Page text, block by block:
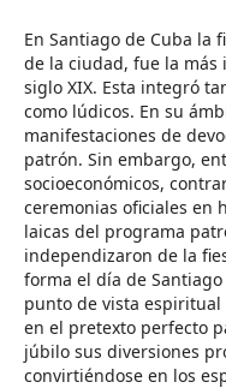
En Santiago de Cuba la
de la ciudad, fue la
siglo XIX. Esta integró
como lúdicos. En su
manifestaciones de
patrón. Sin embargo,
socioeconómicos,
ceremonias oficiales en
laicas del programa
independizaron de la
forma el día de
punto de vista
en el pretexto perfecto
júbilo sus diversiones
convirtiéndose en los